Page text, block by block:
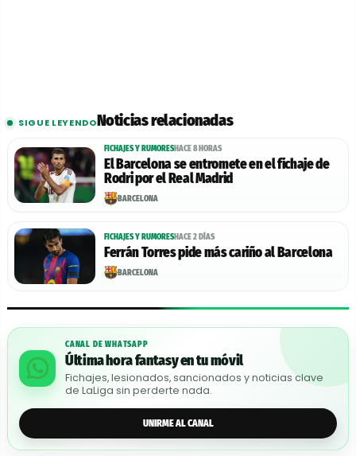
SIGUE LEYENDONoticias relacionadas
FICHAJES Y RUMORESHACE 8 HORAS
El Barcelona se entromete en el fichaje de
Rodri por el Real Madrid
BARCELONA
FICHAJES Y RUMORESHACE 2 DÍAS
Ferrán Torres pide más cariño al Barcelona
BARCELONA
CANAL DE WHATSAPP
Última hora fantasy en tu móvil
Fichajes, lesionados, sancionados y noticias clave
de LaLiga sin perderte nada.
UNIRME AL CANAL